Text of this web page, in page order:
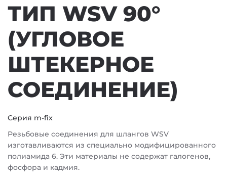
ТИП WSV 90°
(УГЛОВОЕ
ШТЕКЕРНОЕ
СОЕДИНЕНИЕ)
Серия m-fix
Резьбовые соединения для шлангов WSV
изготавливаются из специально модифицированного
полиамида 6. Эти материалы не содержат галогенов,
фосфора и кадмия.